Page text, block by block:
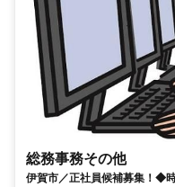
総務事務その他
伊賀市／正社員候補募集！◆